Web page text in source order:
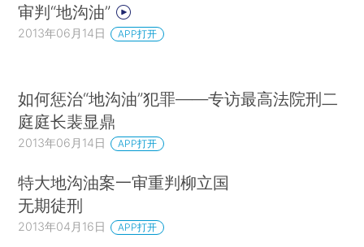
审判“地沟油”
2013年06月14日 APP打开
如何惩治“地沟油”犯罪——专访最高法院刑二
庭庭长裴显鼎
2013年06月14日 APP打开
特大地沟油案一审重判柳立国
无期徒刑
2013年04月16日 APP打开